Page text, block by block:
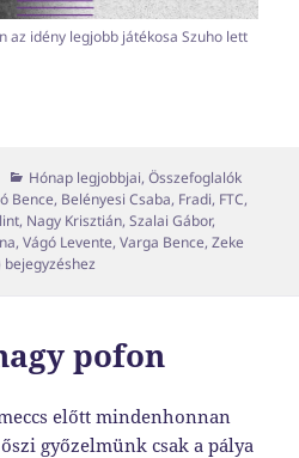
az idény legjobb játékosa Szuho lett
szerintetek (és
Kategória
Hónap legjobbjai,Összefoglalók
Bence, Belényesi Csaba, Fradi, FTC,
, Nagy Krisztián,Szalai Gábor,
,Vágó Levente,Varga Bence,Zeke
A 2022/2023-as idény legjobbjai szerintetek
bejegyzéshez
pofon
előtt mindenhonnan
győzelmünk csak a pálya